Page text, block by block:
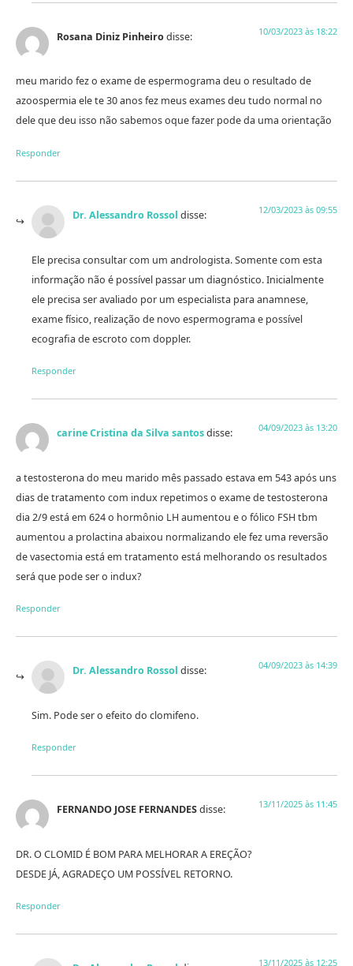
Rosana Diniz Pinheirodisse: 10/03/2023 às 18:22
meu marido fez o exame de espermograma deu o resultado de
azoospermia ele te 30 anos fez meus exames deu tudo normal no
dele que deu isso não sabemos oque fazer pode da uma orientação
Responder
Dr. Alessandro Rossol disse: 12/03/2023 às 09:55
Ele precisa consultar com um andrologista. Somente com esta
informação não é possível passar um diagnóstico. Inicialmente
ele precisa ser avaliado por um especialista para anamnese,
exame físico, realização de novo espermograma e possível
ecografia de escroto com doppler.
Responder
carine Cristina da Silva santosdisse: 04/09/2023 às 13:20
a testosterona do meu marido mês passado estava em 543 após uns
dias de tratamento com indux repetimos o exame de testosterona
dia 2/9 está em 624 o hormônio LH aumentou e o fólico FSH tbm
aumentou a prolactina abaixou normalizando ele fez uma reversão
de vasectomia está em tratamento está melhorando os resultados
será que pode ser o indux?
Responder
Dr. Alessandro Rossol disse: 04/09/2023 às 14:39
Sim. Pode ser o efeito do clomifeno.
Responder
FERNANDO JOSE FERNANDESdisse: 13/11/2025 às 11:45
DR. O CLOMID É BOM PARA MELHORAR A EREÇÃO?
DESDE JÁ, AGRADEÇO UM POSSÍVEL RETORNO.
Responder
13/11/2025 às 12:25